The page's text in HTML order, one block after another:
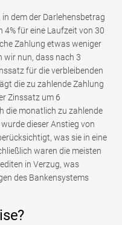
dem der Darlehensbetrag
4% für eine Laufzeit von 30
Zahlung etwas weniger
wir nun, dass nach 3
für die verbleibenden
die zu zahlende Zahlung
Zinssatz um 6
die monatlich zu zahlende
dieser Anstieg von
was sie in eine
waren die meisten
in Verzug, was
des Bankensystems